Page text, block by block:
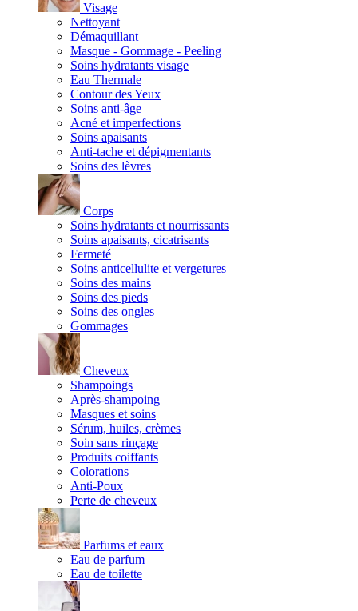
Visage
Nettoyant
Démaquillant
Masque - Gommage - Peeling
Soins hydratants visage
Eau Thermale
Contour des Yeux
Soins anti-âge
Acné et imperfections
Soins apaisants
Anti-tache et dépigmentants
Soins des lèvres
Corps
Soins hydratants et nourrissants
Soins apaisants, cicatrisants
Fermeté
Soins anticellulite et vergetures
Soins des mains
Soins des pieds
Soins des ongles
Gommages
Cheveux
Shampoings
Après-shampoing
Masques et soins
Sérum, huiles, crèmes
Soin sans rinçage
Produits coiffants
Colorations
Anti-Poux
Perte de cheveux
Parfums et eaux
Eau de parfum
Eau de toilette